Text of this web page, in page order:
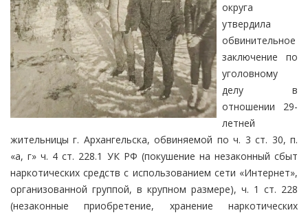
округа
утвердила
обвинительное
заключение по
уголовному
делу в
отношении 29-
летней
жительницы г. Архангельска, обвиняемой по ч. 3 ст. 30, п.
«а, г» ч. 4 ст. 228.1 УК РФ (покушение на незаконный сбыт
наркотических средств с использованием сети «Интернет»,
организованной группой, в крупном размере), ч. 1 ст. 228
(незаконные приобретение, хранение наркотических